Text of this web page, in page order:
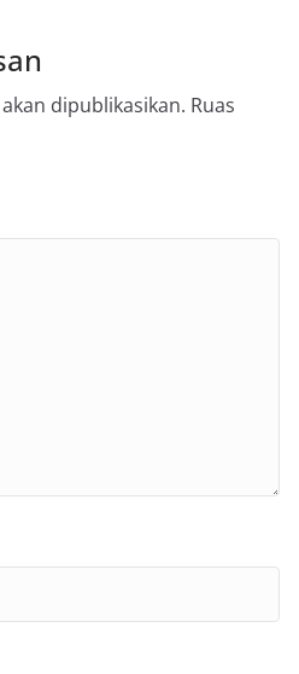
dipublikasikan. Ruas